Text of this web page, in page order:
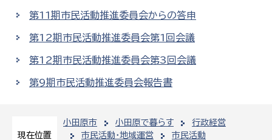
現在位置
小田原市 小田原で暮らす
行政経営
市民活動・地域運営
市民活動
第11期市民活動推進委員会からの答申
第12期市民活動推進委員会第1回会議
第12期市民活動推進委員会第3回会議
第9期市民活動推進委員会報告書